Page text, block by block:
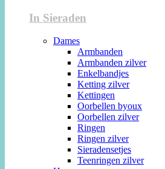
In Sieraden
Dames
Armbanden
Armbanden zilver
Enkelbandjes
Ketting zilver
Kettingen
Oorbellen byoux
Oorbellen zilver
Ringen
Ringen zilver
Sieradensetjes
Teenringen zilver